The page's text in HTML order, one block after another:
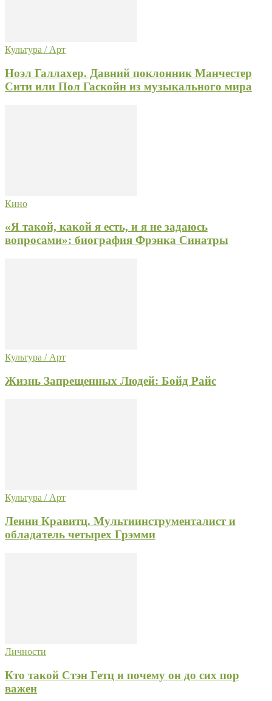
Культура / Арт
Ноэл Галлахер. Давний поклонник Манчестер
Сити или Пол Гаскойн из музыкального мира
Кино
«Я такой, какой я есть, и я не задаюсь
вопросами»: биография Фрэнка Синатры
Культура / Арт
Жизнь Запрещенных Людей: Бойд Райс
Культура / Арт
Ленни Кравитц. Мультиинструменталист и
обладатель четырех Грэмми
Личности
Кто такой Стэн Гетц и почему он до сих пор
важен